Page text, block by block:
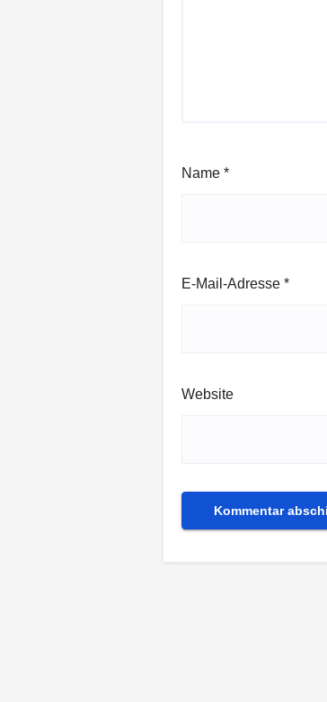
Name *
E-Mail-Adresse *
Website